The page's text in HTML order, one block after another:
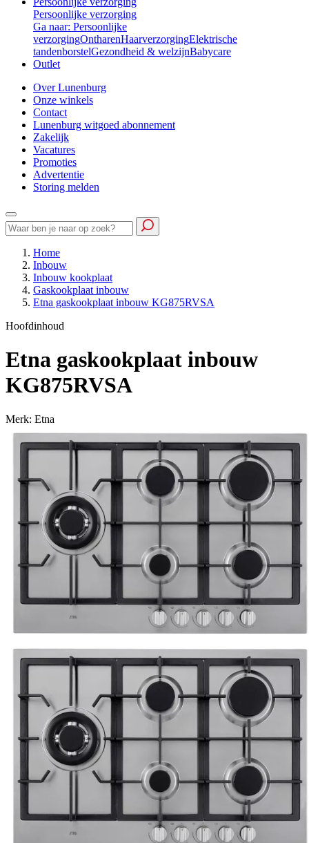
Persoonlijke verzorging
Ga naar: Persoonlijke
verzorgingOntharenHaarverzorgingElektrische
tandenborstelGezondheid & welzijnBabycare
Outlet
Over Lunenburg
Onze winkels
Contact
Lunenburg witgoed abonnement
Zakelijk
Vacatures
Promoties
Advertentie
Storing melden
Home
Inbouw
Inbouw kookplaat
Gaskookplaat inbouw
Etna gaskookplaat inbouw KG875RVSA
Hoofdinhoud
Etna gaskookplaat inbouw
KG875RVSA
Merk: Etna